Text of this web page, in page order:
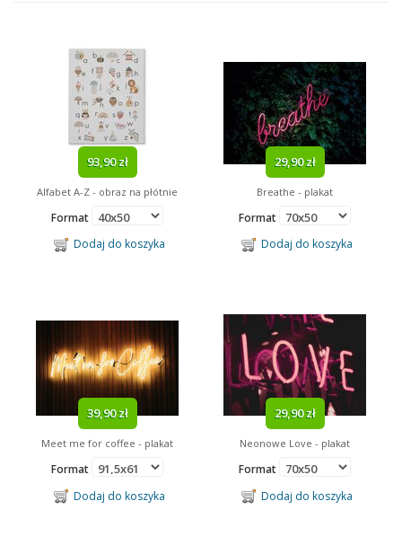
Fototapety
Obrazy Na Płótnie
Kalendarze
Gadżety
abstrakcja
filmowe
obraz na drewnie
lustra w ramie James Bond
sport
Barcelona
Arsenal Ronaldo Messi
trójwymiarowe
Disney
Star Wars reprezentacja
kulinaria
Kubuś Puchatek
Despicable Me
Looney Tunes
Angry Birds
93,90 zł
Alfabet A-Z - obraz na płótnie
Format
Dodaj do koszyka
29,90 zł
Breathe - plakat
Format
Dodaj do koszyka
39,90 zł
Meet me for coffee - plakat
Format
Dodaj do koszyka
29,90 zł
Neonowe Love - plakat
Format
Dodaj do koszyka